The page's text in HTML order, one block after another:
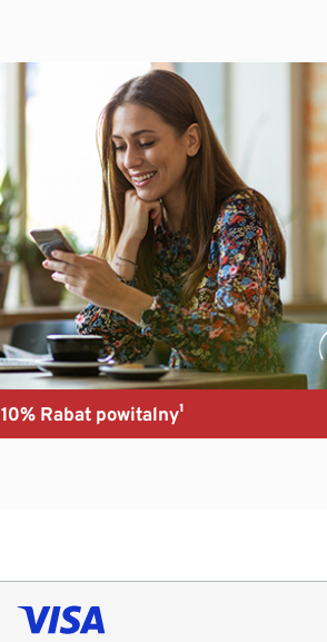
10% Rabat powitalny¹